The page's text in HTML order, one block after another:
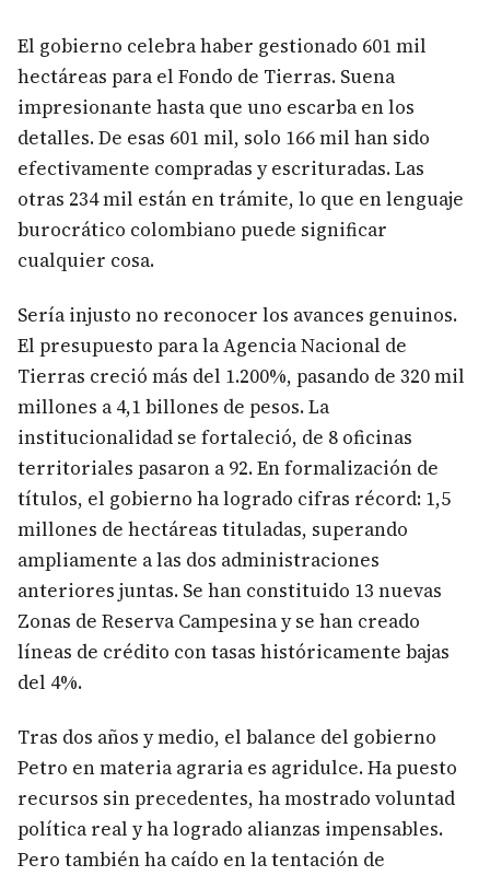
El gobierno celebra haber gestionado 601 mil
hectáreas para el Fondo de Tierras. Suena
impresionante hasta que uno escarba en los
detalles. De esas 601 mil, solo 166 mil han sido
efectivamente compradas y escrituradas. Las
otras 234 mil están en trámite, lo que en lenguaje
burocrático colombiano puede significar
cualquier cosa.
Sería injusto no reconocer los avances genuinos.
El presupuesto para la Agencia Nacional de
Tierras creció más del 1.200%, pasando de 320 mil
millones a 4,1 billones de pesos. La
institucionalidad se fortaleció, de 8 oficinas
territoriales pasaron a 92. En formalización de
títulos, el gobierno ha logrado cifras récord: 1,5
millones de hectáreas tituladas, superando
ampliamente a las dos administraciones
anteriores juntas. Se han constituido 13 nuevas
Zonas de Reserva Campesina y se han creado
líneas de crédito con tasas históricamente bajas
del 4%.
Tras dos años y medio, el balance del gobierno
Petro en materia agraria es agridulce. Ha puesto
recursos sin precedentes, ha mostrado voluntad
política real y ha logrado alianzas impensables.
Pero también ha caído en la tentación de